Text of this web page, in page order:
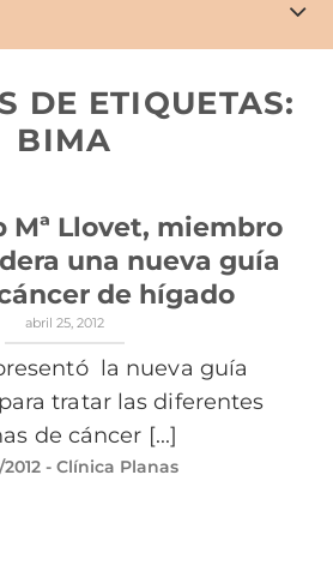
DE ETIQUETAS:
BIMA
Mª Llovet, miembro
una nueva guía
de hígado
abril 25, 2012
la nueva guía
tratar las diferentes
de cáncer [...]
- Clínica Planas